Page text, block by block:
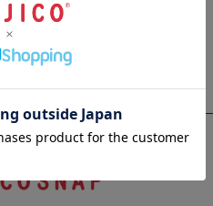
半袖Tシャツ「新幹線オールス
ター」